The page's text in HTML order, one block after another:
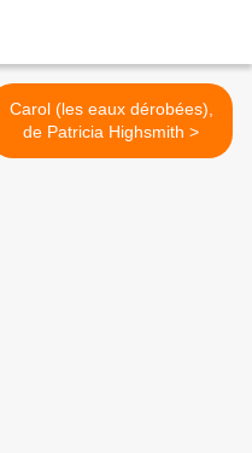
Carol (les eaux dérobées),
de Patricia Highsmith >